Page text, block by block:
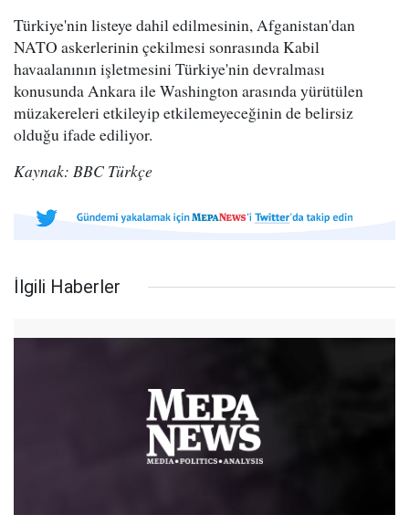
Türkiye'nin listeye dahil edilmesinin, Afganistan'dan
NATO askerlerinin çekilmesi sonrasında Kabil
havaalanının işletmesini Türkiye'nin devralması
konusunda Ankara ile Washington arasında yürütülen
müzakereleri etkileyip etkilemeyeceğinin de belirsiz
olduğu ifade ediliyor.
Kaynak: BBC Türkçe
İlgili Haberler